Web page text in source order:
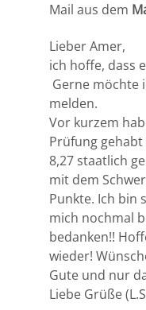
Mail aus dem
Lieber Amer,
ich hoffe, dass
Gerne möchte
melden.
Vor kurzem
Prüfung
8,27 staatlich
mit dem
Punkte. Ich bin
mich nochmal
bedanken!!
wieder!
Gute und nur
Liebe Grüße